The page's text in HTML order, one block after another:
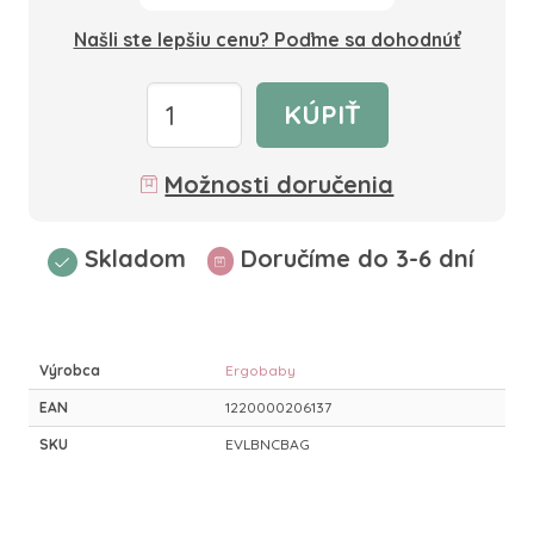
Našli ste lepšiu cenu? Poďme sa dohodnúť
KÚPIŤ
Možnosti doručenia
Skladom Doručíme do 3-6 dní
Výrobca Ergobaby
EAN 1220000206137
SKU EVLBNCBAG